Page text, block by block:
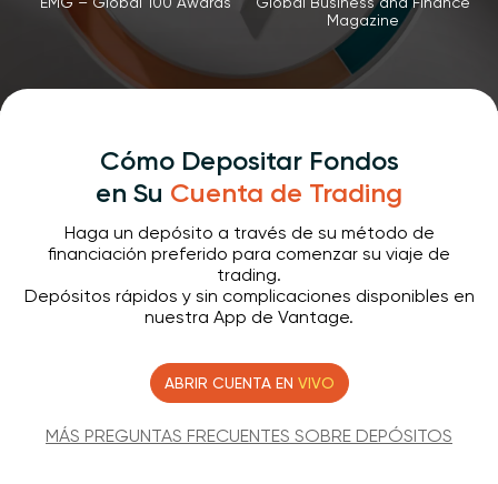
Magazine
Cómo Depositar Fondos
en Su Cuenta de Trading
Haga un depósito a través de su método de
financiación preferido para comenzar su viaje de
trading.
Depósitos rápidos y sin complicaciones disponibles en
nuestra App de Vantage.
ABRIR CUENTA EN VIVO
MÁS PREGUNTAS FRECUENTES SOBRE DEPÓSITOS